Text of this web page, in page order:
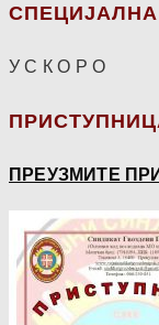
У С К О Р О
ПРЕУЗМИТЕ